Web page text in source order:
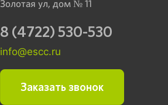
Золотая ул, дом № 11
8 (4722) 530-530
info@escc.ru
Заказать звонок